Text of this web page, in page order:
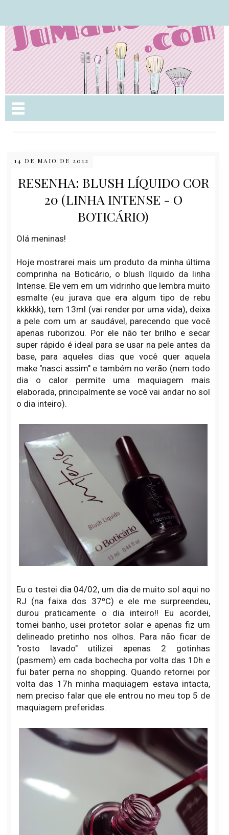
14 DE MAIO DE 2012
RESENHA: BLUSH LÍQUIDO COR
20 (LINHA INTENSE - O
BOTICÁRIO)
Olá meninas!
Hoje mostrarei mais um produto da minha última
comprinha na Boticário, o blush líquido da linha
Intense. Ele vem em um vidrinho que lembra muito
esmalte (eu jurava que era algum tipo de rebu
kkkkkk), tem 13ml (vai render por uma vida), deixa
a pele com um ar saudável, parecendo que você
apenas ruborizou. Por ele não ter brilho e secar
super rápido é ideal para se usar na pele antes da
base, para aqueles dias que você quer aquela
make "nasci assim" e também no verão (nem todo
dia o calor permite uma maquiagem mais
elaborada, principalmente se você vai andar no sol
o dia inteiro).
Eu o testei dia 04/02, um dia de muito sol aqui no
RJ (na faixa dos 37ºC) e ele me surpreendeu,
durou praticamente o dia inteiro!! Eu acordei,
tomei banho, usei protetor solar e apenas fiz um
delineado pretinho nos olhos. Para não ficar de
"rosto lavado" utilizei apenas 2 gotinhas
(pasmem) em cada bochecha por volta das 10h e
fui bater perna no shopping. Quando retornei por
volta das 17h minha maquiagem estava intacta,
nem preciso falar que ele entrou no meu top 5 de
maquiagem preferidas.